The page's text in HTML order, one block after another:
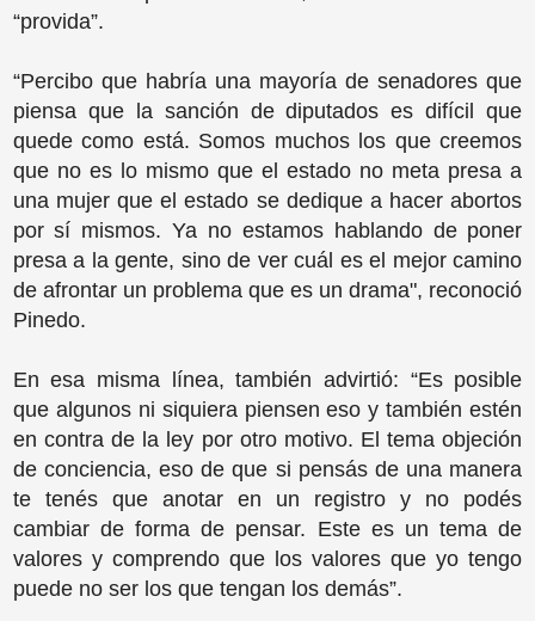
“provida”.
“Percibo que habría una mayoría de senadores que
piensa que la sanción de diputados es difícil que
quede como está. Somos muchos los que creemos
que no es lo mismo que el estado no meta presa a
una mujer que el estado se dedique a hacer abortos
por sí mismos. Ya no estamos hablando de poner
presa a la gente, sino de ver cuál es el mejor camino
de afrontar un problema que es un drama", reconoció
Pinedo.
En esa misma línea, también advirtió: “Es posible
que algunos ni siquiera piensen eso y también estén
en contra de la ley por otro motivo. El tema objeción
de conciencia, eso de que si pensás de una manera
te tenés que anotar en un registro y no podés
cambiar de forma de pensar. Este es un tema de
valores y comprendo que los valores que yo tengo
puede no ser los que tengan los demás”.